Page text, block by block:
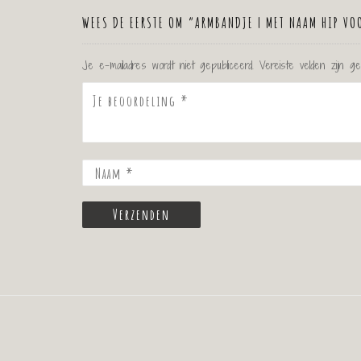
WEES DE EERSTE OM “ARMBANDJE | MET NAAM HIP
Je e-mailadres wordt niet gepubliceerd. Vereiste velden zijn